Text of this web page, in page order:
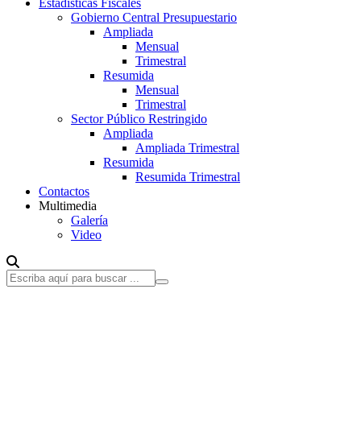
Estadísticas Fiscales
Gobierno Central Presupuestario
Ampliada
Mensual
Trimestral
Resumida
Mensual
Trimestral
Sector Público Restringido
Ampliada
Ampliada Trimestral
Resumida
Resumida Trimestral
Contactos
Multimedia
Galería
Video